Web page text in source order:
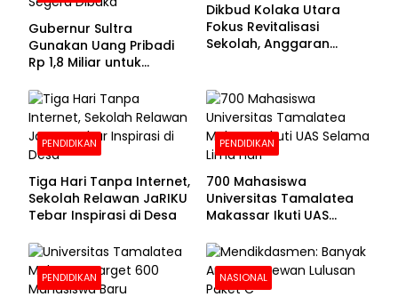
Gubernur Sultra
Gunakan Uang Pribadi
Rp 1,8 Miliar untuk
Pendaftaran Segera
Dibuka
Dikbud Kolaka Utara
Fokus Revitalisasi
Sekolah, Anggaran
PENDIDIKAN
Tiga Hari Tanpa Internet,
Sekolah Relawan JaRIKU
Tebar Inspirasi di Desa
PENDIDIKAN
700 Mahasiswa
Universitas Tamalatea
Makassar Ikuti UAS
PENDIDIKAN NASIONAL